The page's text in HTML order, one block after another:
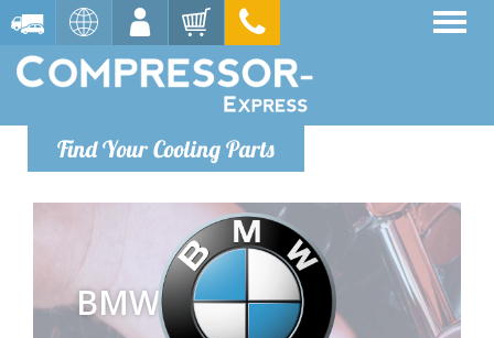
Find Your Cooling Parts
BMW